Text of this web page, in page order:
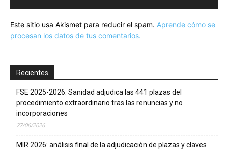
Este sitio usa Akismet para reducir el spam. Aprende cómo se
procesan los datos de tus comentarios.
Recientes
FSE 2025-2026: Sanidad adjudica las 441 plazas del
procedimiento extraordinario tras las renuncias y no
incorporaciones
27/06/2026
MIR 2026: análisis final de la adjudicación de plazas y claves